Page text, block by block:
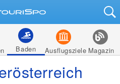
Baden Ausflugsziele Magazin